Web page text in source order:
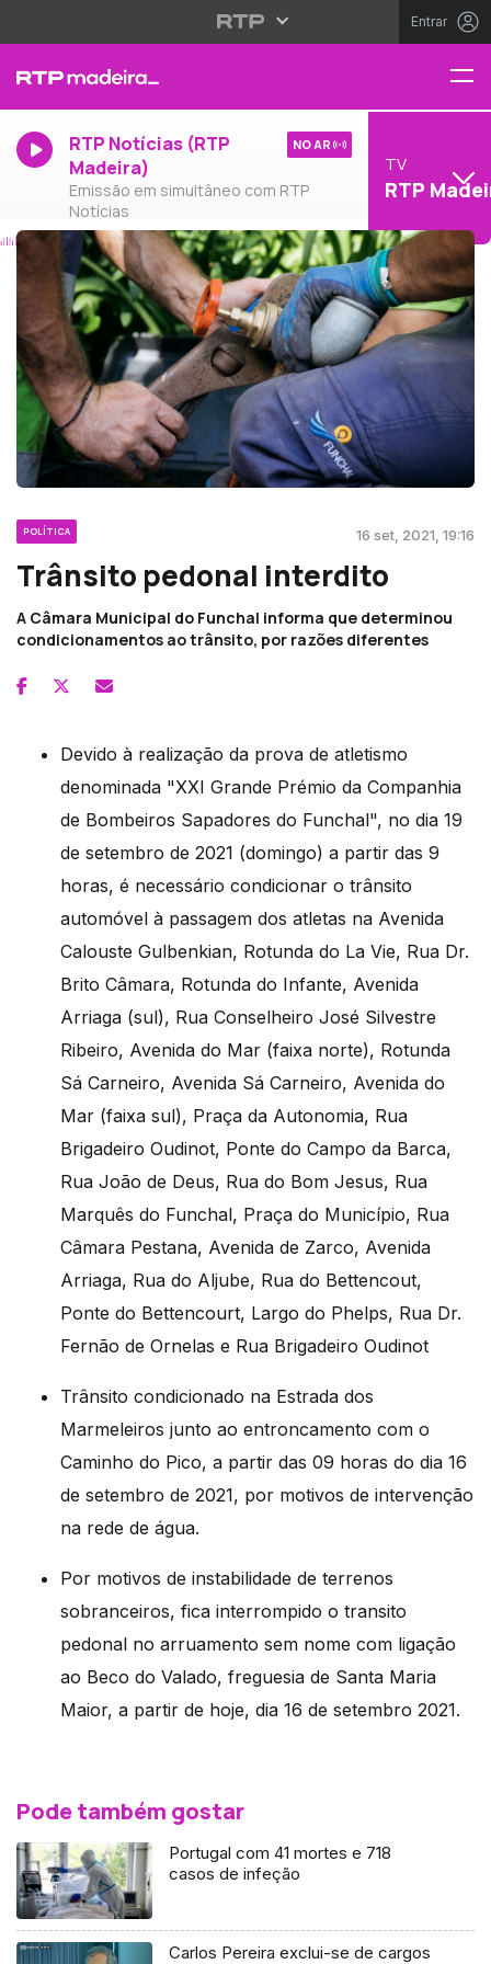
Entrar
RTP Notícias (RTP
Madeira)
Emissão em simultâneo com RTP
Notícias
NO AR
TV
RTP
POLÍTICA 16 set, 2021, 19:16
Trânsito pedonal interdito
A Câmara Municipal do Funchal informa que determinou
condicionamentos ao trânsito, por razões diferentes
Devido à realização da prova de atletismo
denominada "XXI Grande Prémio da Companhia
de Bombeiros Sapadores do Funchal", no dia 19
de setembro de 2021 (domingo) a partir das 9
horas, é necessário condicionar o trânsito
automóvel à passagem dos atletas na Avenida
Calouste Gulbenkian, Rotunda do La Vie, Rua Dr.
Brito Câmara, Rotunda do Infante, Avenida
Arriaga (sul), Rua Conselheiro José Silvestre
Ribeiro, Avenida do Mar (faixa norte), Rotunda
Sá Carneiro, Avenida Sá Carneiro, Avenida do
Mar (faixa sul), Praça da Autonomia, Rua
Brigadeiro Oudinot, Ponte do Campo da Barca,
Rua João de Deus, Rua do Bom Jesus, Rua
Marquês do Funchal, Praça do Município, Rua
Câmara Pestana, Avenida de Zarco, Avenida
Arriaga, Rua do Aljube, Rua do Bettencout,
Ponte do Bettencourt, Largo do Phelps, Rua Dr.
Fernão de Ornelas e Rua Brigadeiro Oudinot
Trânsito condicionado na Estrada dos
Marmeleiros junto ao entroncamento com o
Caminho do Pico, a partir das 09 horas do dia 16
de setembro de 2021, por motivos de intervenção
na rede de água.
Por motivos de instabilidade de terrenos
sobranceiros, fica interrompido o transito
pedonal no arruamento sem nome com ligação
ao Beco do Valado, freguesia de Santa Maria
Maior, a partir de hoje, dia 16 de setembro 2021.
Pode também gostar
Portugal com 41 mortes e 718
casos de infeção
Carlos Pereira exclui-se de cargos